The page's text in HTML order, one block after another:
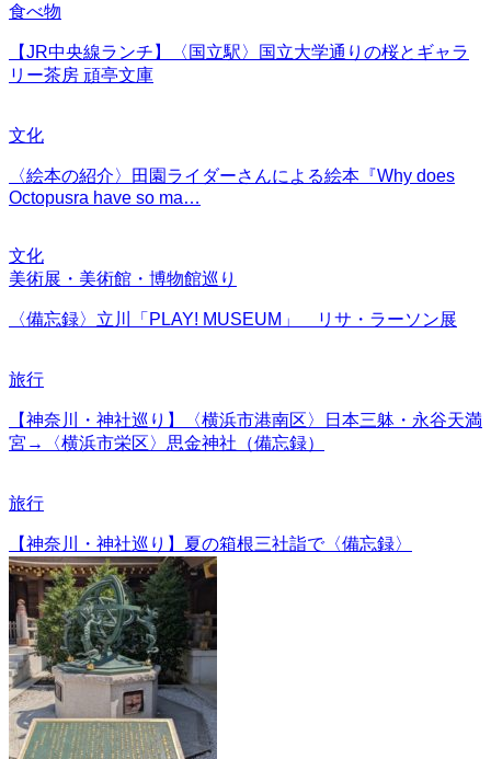
食べ物
【JR中央線ランチ】〈国立駅〉国立大学通りの桜とギャラ
リー茶房 頑亭文庫
文化
〈絵本の紹介〉田園ライダーさんによる絵本『Why does
Octopusra have so ma…
文化
美術展・美術館・博物館巡り
〈備忘録〉立川「PLAY! MUSEUM」 リサ・ラーソン展
旅行
【神奈川・神社巡り】〈横浜市港南区〉日本三躰・永谷天満
宮→〈横浜市栄区〉思金神社（備忘録）
旅行
【神奈川・神社巡り】夏の箱根三社詣で〈備忘録〉